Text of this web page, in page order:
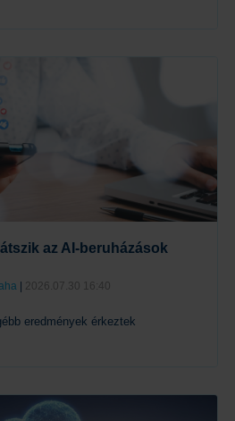
az AI-beruházások
| 2026.07.30 16:40
eredmények érkeztek